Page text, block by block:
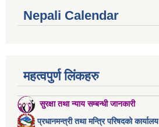
Nepali Calendar
महत्वपुर्ण लिंकहरु
सुरक्षा तथा न्याय सम्बन्धी जानकारी
प्रधानमन्त्री तथा मन्त्रि परिषदको कार्यालय